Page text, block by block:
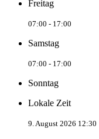
Freitag
07:00 - 17:00
Samstag
07:00 - 17:00
Sonntag
Lokale Zeit
9. August 2026 12:30